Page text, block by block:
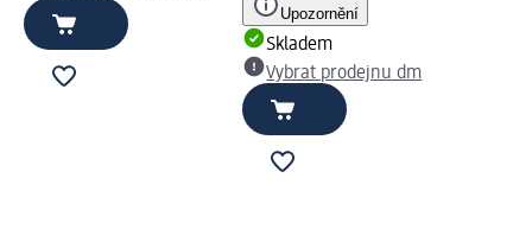
Upozornění
Skladem
Vybrat prodejnu dm